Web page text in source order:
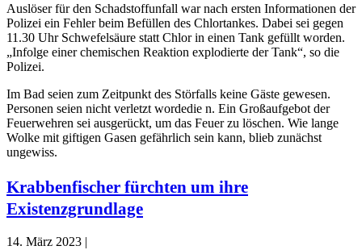
Auslöser für den Schadstoffunfall war nach ersten Informationen der
Polizei ein Fehler beim Befüllen des Chlortankes. Dabei sei gegen
11.30 Uhr Schwefelsäure statt Chlor in einen Tank gefüllt worden.
„Infolge einer chemischen Reaktion explodierte der Tank“, so die
Polizei.
Im Bad seien zum Zeitpunkt des Störfalls keine Gäste gewesen.
Personen seien nicht verletzt wordedie n. Ein Großaufgebot der
Feuerwehren sei ausgerückt, um das Feuer zu löschen. Wie lange
Wolke mit giftigen Gasen gefährlich sein kann, blieb zunächst
ungewiss.
Krabbenfischer fürchten um ihre
Existenzgrundlage
14. März 2023 |